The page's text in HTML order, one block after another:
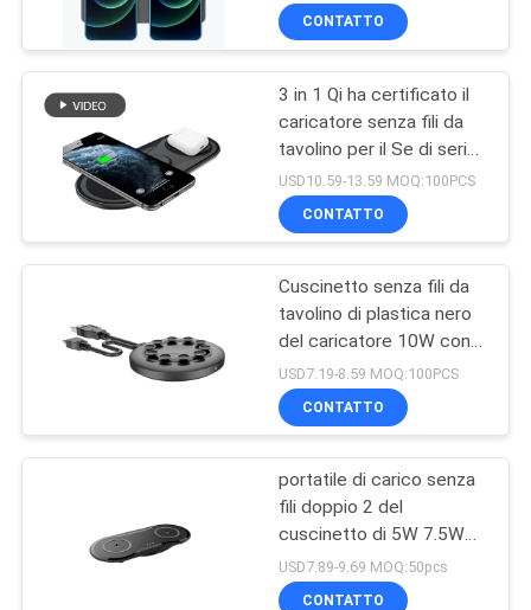
Stazione senza fili
del caricatore
Caricatori senza fili
portatili
Caricatore senza fili
62
CONTATTO
3 in 1 Qi ha certificato il
caricatore senza fili da
tavolino per il Se di serie
dell'orologio di Apple
USD10.59-13.59 MOQ:100PCS
CONTATTO
Cuscinetto senza fili da
tavolino di plastica nero
del caricatore 10W con
la tazza di aspirazione
USD7.19-8.59 MOQ:100PCS
CONTATTO
portatile di carico senza
fili doppio 2 del
cuscinetto di 5W 7.5W
10W OVP OCP in 1
USD7.89-9.69 MOQ:50pcs
CONTATTO